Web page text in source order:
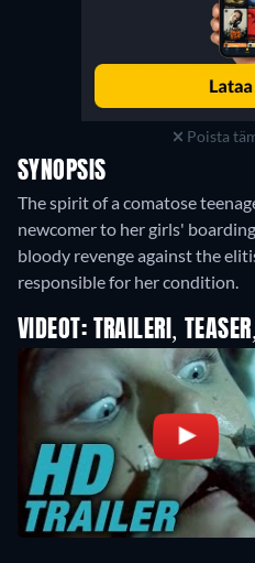
Poista
SYNOPSIS
The spirit of a comatose
newcomer to her girls'
bloody revenge against the
responsible for her condition.
VIDEOT: TRAILERI,